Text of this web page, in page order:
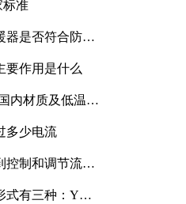
标准
器是否符合防爆
要作用是什么
内材质及低温冲
多少电流
控制和调节流量
式有三种：Y